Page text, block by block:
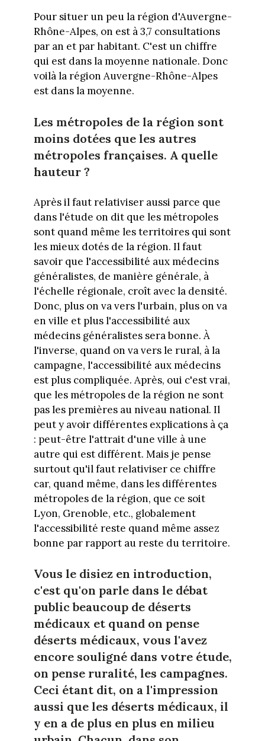
Pour situer un peu la région d'Auvergne-
Rhône-Alpes, on est à 3,7 consultations
par an et par habitant. C'est un chiffre
qui est dans la moyenne nationale. Donc
voilà la région Auvergne-Rhône-Alpes
est dans la moyenne.
Les métropoles de la région sont
moins dotées que les autres
métropoles françaises. A quelle
hauteur ?
Après il faut relativiser aussi parce que
dans l'étude on dit que les métropoles
sont quand même les territoires qui sont
les mieux dotés de la région. Il faut
savoir que l'accessibilité aux médecins
généralistes, de manière générale, à
l'échelle régionale, croît avec la densité.
Donc, plus on va vers l'urbain, plus on va
en ville et plus l'accessibilité aux
médecins généralistes sera bonne. À
l'inverse, quand on va vers le rural, à la
campagne, l'accessibilité aux médecins
est plus compliquée. Après, oui c'est vrai,
que les métropoles de la région ne sont
pas les premières au niveau national. Il
peut y avoir différentes explications à ça
: peut-être l'attrait d'une ville à une
autre qui est différent. Mais je pense
surtout qu'il faut relativiser ce chiffre
car, quand même, dans les différentes
métropoles de la région, que ce soit
Lyon, Grenoble, etc., globalement
l'accessibilité reste quand même assez
bonne par rapport au reste du territoire.
Vous le disiez en introduction,
c'est qu'on parle dans le débat
public beaucoup de déserts
médicaux et quand on pense
déserts médicaux, vous l'avez
encore souligné dans votre étude,
on pense ruralité, les campagnes.
Ceci étant dit, on a l'impression
aussi que les déserts médicaux, il
y en a de plus en plus en milieu